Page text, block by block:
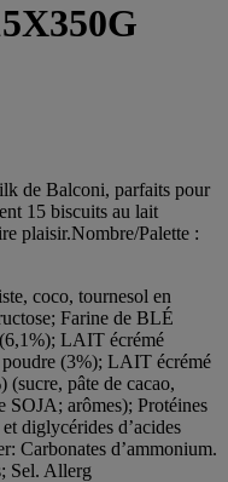
de Balconi, parfaits pour
15 biscuits au lait
plaisir.Nombre/Palette :
coco, tournesol en
Farine de BLÉ
LAIT écrémé
(3%); LAIT écrémé
pâte de cacao,
SOJA; arômes); Protéines
diglycérides d’acides
Carbonates d’ammonium.
Sel. Allerg